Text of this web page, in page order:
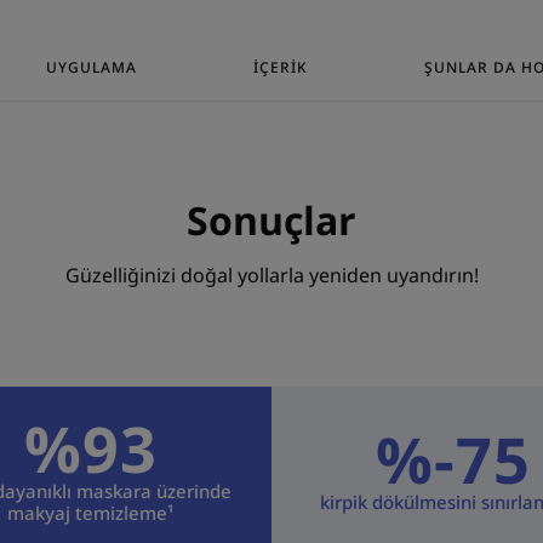
dayanıklı tüm
anında
Avantaj
çıkarır.
• Makyajı temizler: uzun süre kalıcı ve
UYGULAMA İÇERIK ŞUNLAR DA
Sonuçlar
Güzelliğinizi doğal yollarla yeniden uyandırın!
%93
maskara üzerinde
makyaj temizleme¹
%-75
kirpik dökülmesini